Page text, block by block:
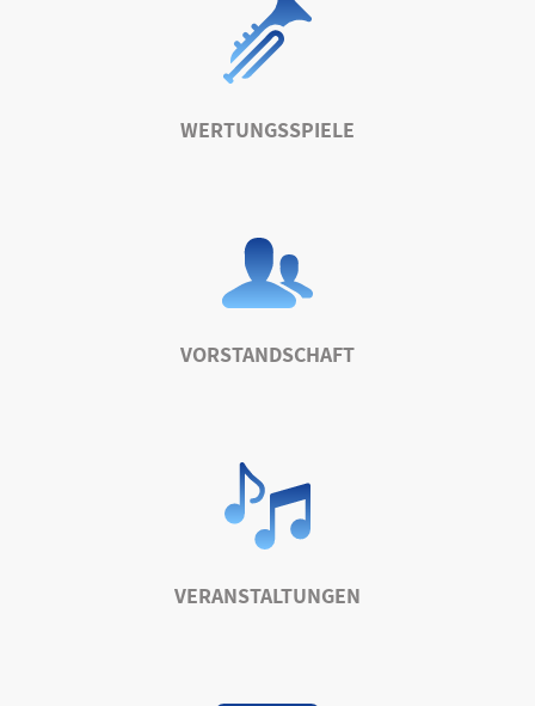
WERTUNGSSPIELE
VORSTANDSCHAFT
VERANSTALTUNGEN